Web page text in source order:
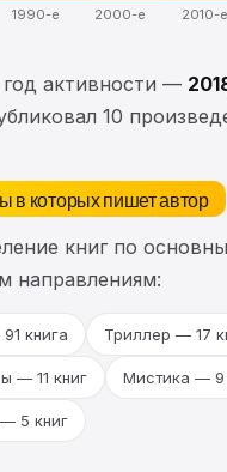
1990-е 2000-е 2010-е
активности —
10
в которых пишет автор
книг по
направлениям:
книга Триллер — 17
— 11 книг Мистика — 9
5 книг